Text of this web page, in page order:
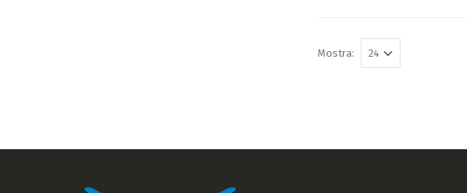
Mostra: